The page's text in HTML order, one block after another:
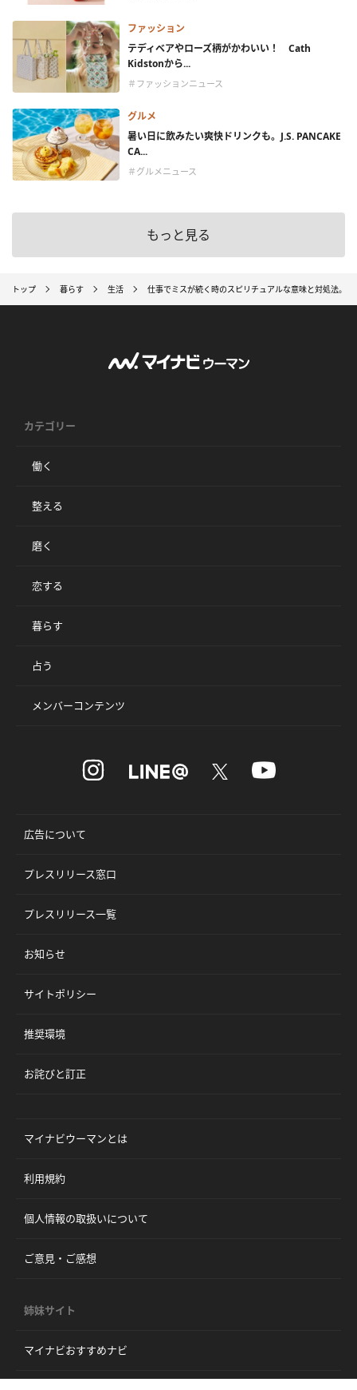
ファッション
テディベアやローズ柄がかわいい！ Cath
Kidstonから...
＃ファッションニュース
グルメ
暑い日に飲みたい爽快ドリンクも。J.S. PANCAKE
CA...
＃グルメニュース
もっと見る
トップ 暮らす 生活 仕事でミスが続く時のスピリチュアルな意味と対処法。
カテゴリー
働く
整える
磨く
恋する
暮らす
占う
メンバーコンテンツ
広告について
プレスリリース窓口
プレスリリース一覧
お知らせ
サイトポリシー
推奨環境
お詫びと訂正
マイナビウーマンとは
利用規約
個人情報の取扱いについて
ご意見・ご感想
姉妹サイト
マイナビおすすめナビ